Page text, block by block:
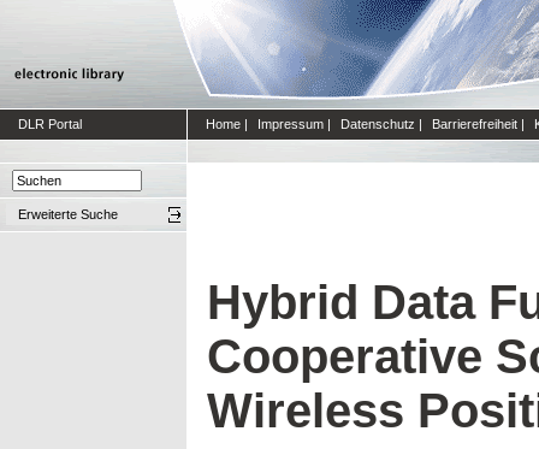
DLR Portal Home | Impressum | Datenschutz | Barrierefreiheit |
Erweiterte Suche
Hybrid Data
Cooperative
Wireless